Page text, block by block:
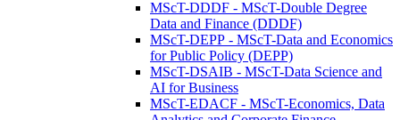
MScT-DDDF - MScT-Double Degree
Data and Finance (DDDF)
MScT-DEPP - MScT-Data and Economics
for Public Policy (DEPP)
MScT-DSAIB - MScT-Data Science and
AI for Business
MScT-EDACF - MScT-Economics, Data